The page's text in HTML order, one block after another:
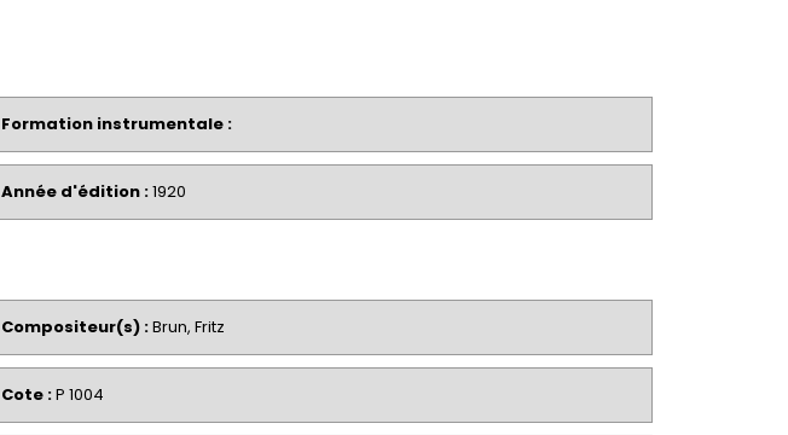
Formation instrumentale :
Année d'édition :1920
Compositeur(s) :Brun, Fritz
Cote :P 1004